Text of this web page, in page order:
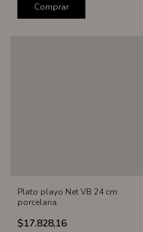
Comprar
Plato playo Net VB 24 cm
porcelana
$17.828,16